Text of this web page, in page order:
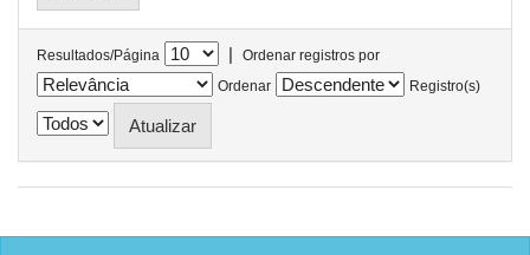
Resultados/Página |
Ordenar registros por
Ordenar
Registro(s)